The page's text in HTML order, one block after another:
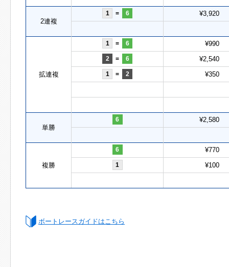
2連複
1 = 6 ¥3,920
拡連複
1 = 6 ¥990
2 = 6 ¥2,540
1 = 2 ¥350
単勝
6 ¥2,580
複勝
6 ¥770
1 ¥100
ボートレースガイドはこちら